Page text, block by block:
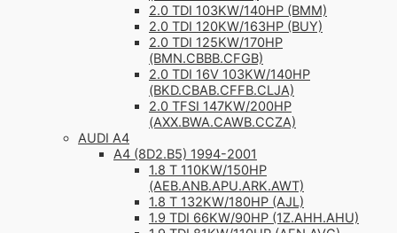
2.0 TDI 103KW/140HP (BMM)
2.0 TDI 120KW/163HP (BUY)
2.0 TDI 125KW/170HP
(BMN.CBBB.CFGB)
2.0 TDI 16V 103KW/140HP
(BKD.CBAB.CFFB.CLJA)
2.0 TFSI 147KW/200HP
(AXX.BWA.CAWB.CCZA)
AUDI A4
A4 (8D2.B5) 1994-2001
1.8 T 110KW/150HP
(AEB.ANB.APU.ARK.AWT)
1.8 T 132KW/180HP (AJL)
1.9 TDI 66KW/90HP (1Z.AHH.AHU)